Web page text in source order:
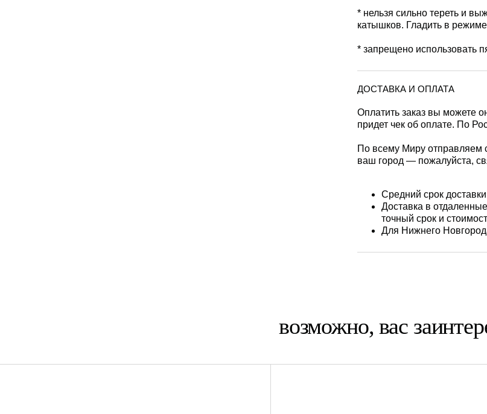
* нельзя сильно тереть и
катышков. Гладить в
* запрещено использовать
ДОСТАВКА И ОПЛАТА
Оплатить заказ вы можете
придет чек об оплате. По
По всему Миру отправляем
ваш город — пожалуйста,
Средний срок
Доставка в
точный срок и
Для Нижнего
возможно, вас